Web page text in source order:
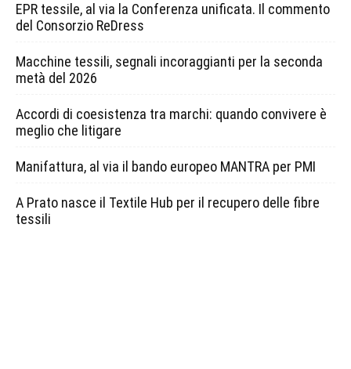
EPR tessile, al via la Conferenza unificata. Il commento
del Consorzio ReDress
Macchine tessili, segnali incoraggianti per la seconda
metà del 2026
Accordi di coesistenza tra marchi: quando convivere è
meglio che litigare
Manifattura, al via il bando europeo MANTRA per PMI
A Prato nasce il Textile Hub per il recupero delle fibre
tessili